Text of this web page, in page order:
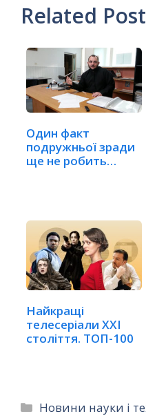
Related
Один факт
подружньої зради
ще не робить
Найкращі
телесеріали XXI
століття. ТОП-100
Категорії
Новини науки і